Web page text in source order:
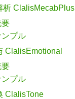
析 ClalisMecabPlus
要
ンプル
ClalisEmotional
要
ンプル
ClalisTone